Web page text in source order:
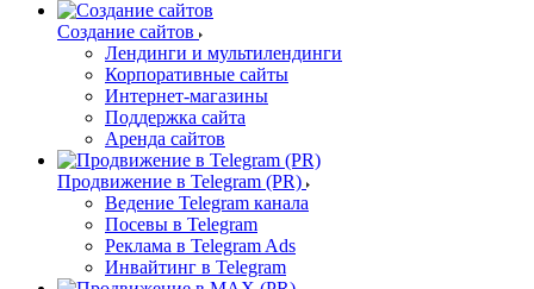
Создание сайтов
Лендинги и мультилендинги
Корпоративные сайты
Интернет-магазины
Поддержка сайта
Аренда сайтов
Продвижение в Telegram (PR)
Ведение Telegram канала
Посевы в Telegram
Реклама в Telegram Ads
Инвайтинг в Telegram